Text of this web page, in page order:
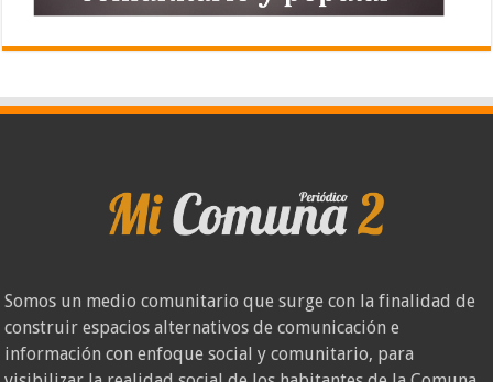
Somos un medio comunitario que surge con la finalidad de
construir espacios alternativos de comunicación e
información con enfoque social y comunitario, para